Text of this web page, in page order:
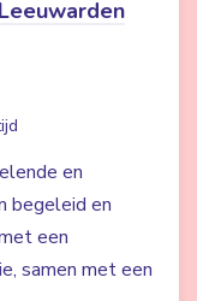
en
begeleid en
een
samen met een